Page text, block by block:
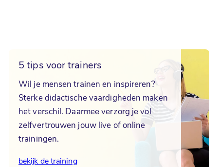
5 tips voor trainers
Wil je mensen trainen en inspireren?
Sterke didactische vaardigheden maken
het verschil. Daarmee verzorg je vol
zelfvertrouwen jouw live of online
trainingen.
bekijk de training